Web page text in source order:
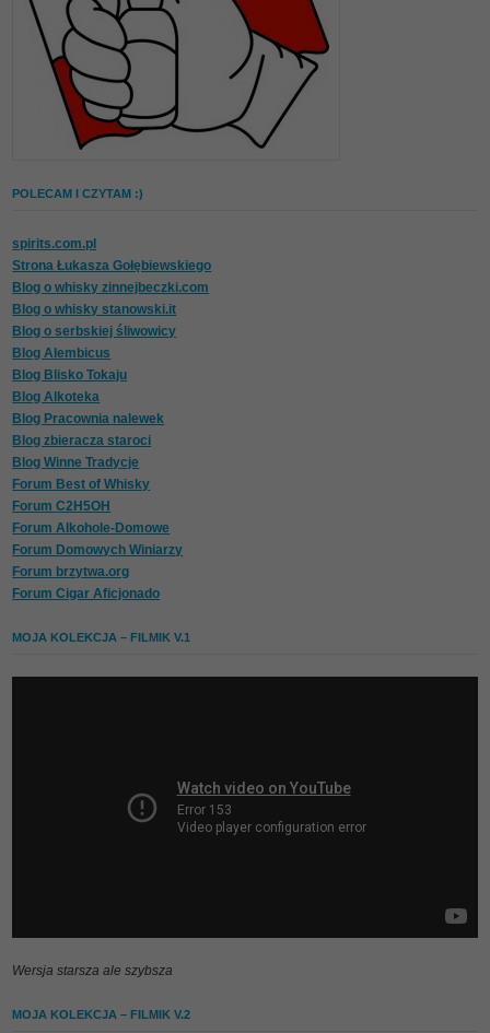
POLECAM I CZYTAM :)
spirits.com.pl
Strona Łukasza Gołębiewskiego
Blog o whisky zinnejbeczki.com
Blog o whisky stanowski.it
Blog o serbskiej śliwowicy
Blog Alembicus
Blog Blisko Tokaju
Blog Alkoteka
Blog Pracownia nalewek
Blog zbieracza staroci
Blog Winne Tradycje
Forum Best of Whisky
Forum C2H5OH
Forum Alkohole-Domowe
Forum Domowych Winiarzy
Forum brzytwa.org
Forum Cigar Aficjonado
MOJA KOLEKCJA – FILMIK V.1
Wersja starsza ale szybsza
MOJA KOLEKCJA – FILMIK V.2